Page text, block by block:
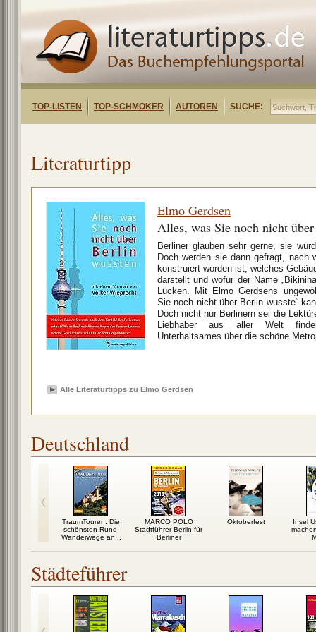
TOP-LISTEN TOP-SCHMÖKER AUTOREN SUCHE:
Literaturtipp
Elmo Gerdsen
Alles, was Sie noch nicht
Berliner glauben sehr gerne, sie
Doch werden sie dann gefragt, nach
konstruiert worden ist, welches
darstellt und wofür der Name
Lücken. Mit Elmo Gerdsens
Sie noch nicht über Berlin wusste“
Doch nicht nur Berlinern sei die
Liebhaber aus aller Welt
Unterhaltsames über die schöne
Alle Literaturtipps zu Elmo Gerdsen
Deutschland
TraumTouren: Die
schönsten Rund-
Wanderwege an...
MARCO POLO
Stadtführer Berlin für
Berliner
Oktoberfest
Insel
Städteführer